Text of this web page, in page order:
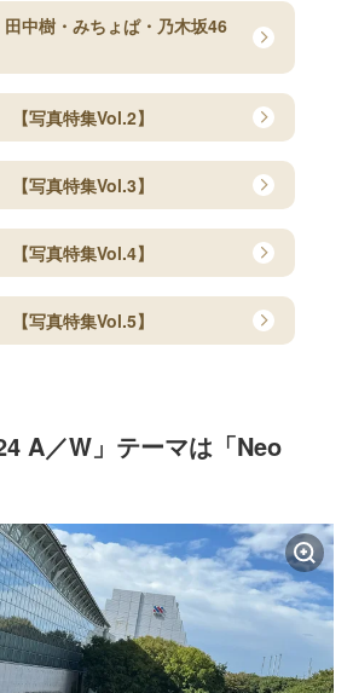
田中樹・みちょぱ・乃木坂46
【写真特集Vol.2】
【写真特集Vol.3】
【写真特集Vol.4】
【写真特集Vol.5】
A／W」テーマは「Neo